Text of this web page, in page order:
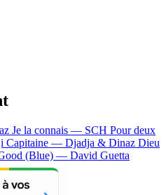
Je la connais — SCH Pour deux
Capitaine — Djadja & Dinaz Dieu
(Blue) — David Guetta